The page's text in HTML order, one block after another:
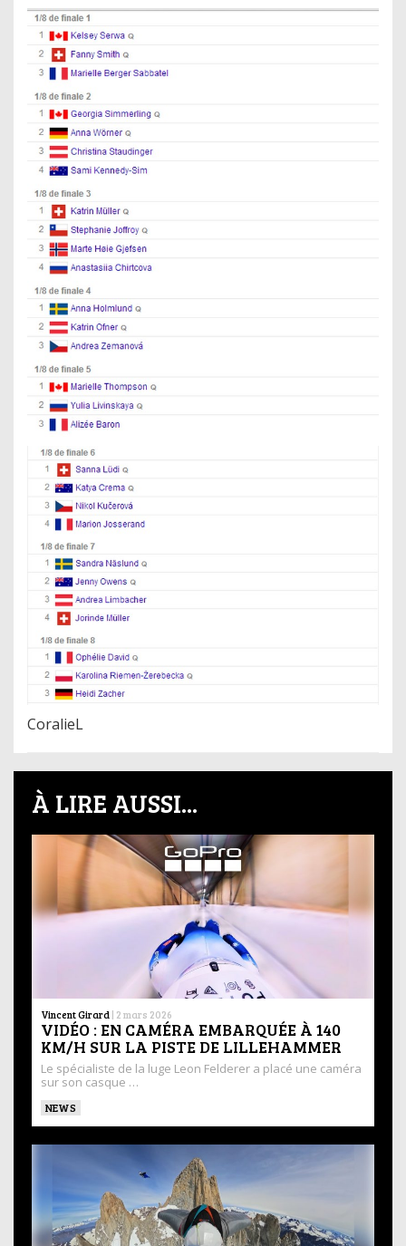
CoralieL
À LIRE AUSSI...
Vincent Girard | 2 mars 2026
VIDÉO : EN CAMÉRA EMBARQUÉE À 140
KM/H SUR LA PISTE DE LILLEHAMMER
Le spécialiste de la luge Leon Felderer a placé une caméra
sur son casque …
NEWS